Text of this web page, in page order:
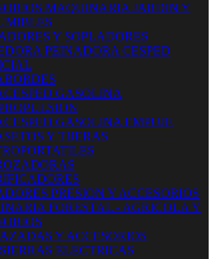
MAQUINARIA JARDIN Y
Y SOPLADORES
PEINADORA CESPED
GASOLINA
GASOLINA EMPUJE
Y TIJERAS
PRESION Y ACCESORIOS
FORESTAL - AGRICOLA Y
Y ACCESORIOS
ELECTRICAS